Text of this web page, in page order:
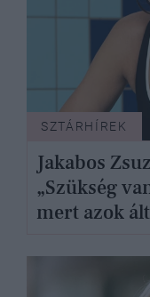
SZTÁRHÍREK
Jakabos
„Szükség
mert azok